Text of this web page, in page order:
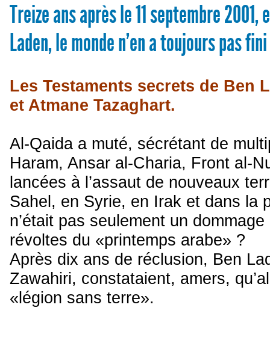
Treize ans après le 11 septembre
Laden, le monde n’en a toujours pas
Les Testaments secrets de Ben
et Atmane Tazaghart.
Al-Qaida a muté, sécrétant de
Haram, Ansar al-Charia, Front al-
lancées à l’assaut de nouveaux
Sahel, en Syrie, en Irak et dans
n’était pas seulement un
révoltes du «printemps arabe» ?
Après dix ans de réclusion, Ben
Zawahiri, constataient, amers,
«légion sans terre».